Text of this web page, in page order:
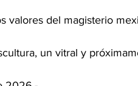
valores del magisterio
un vitral y